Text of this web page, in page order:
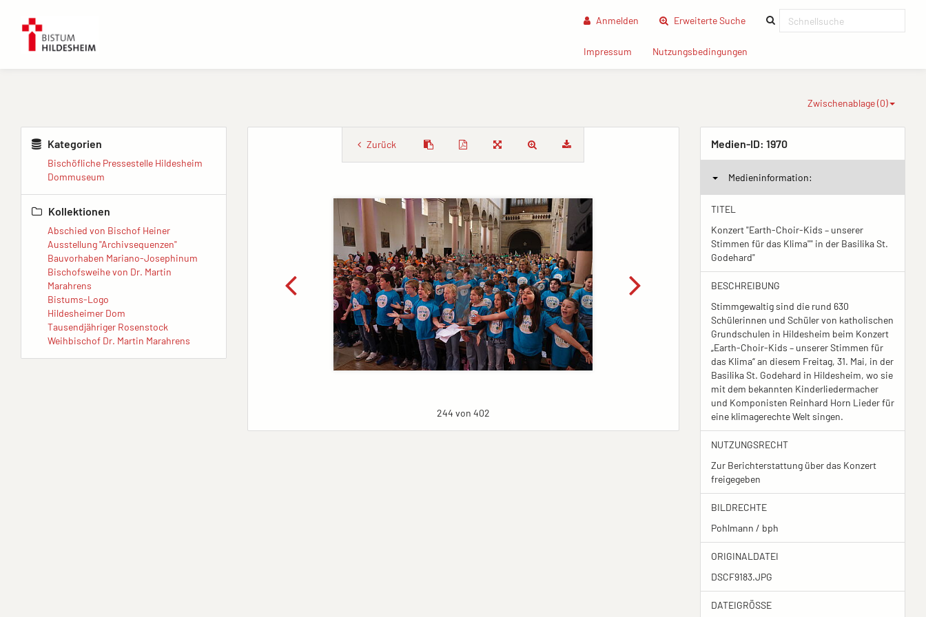
Anmelden Erweiterte Suche(current)
Impressum (current)Nutzungsbedingungen
Zwischenablage (0)
Kategorien
Bischöfliche Pressestelle Hildesheim
Dommuseum
Kollektionen
Abschied von Bischof Heiner
Ausstellung "Archivsequenzen"
Bauvorhaben Mariano-Josephinum
Bischofsweihe von Dr. Martin
Marahrens
Bistums-Logo
Hildesheimer Dom
Tausendjähriger Rosenstock
Weihbischof Dr. Martin Marahrens
Zurück
244 von 402
Medien-ID: 1970
Medieninformation:
TITEL
Konzert "Earth-Choir-Kids – unserer
Stimmen für das Klima"" in der Basilika St.
Godehard"
BESCHREIBUNG
Stimmgewaltig sind die rund 630
Schülerinnen und Schüler von katholischen
Grundschulen in Hildesheim beim Konzert
„Earth-Choir-Kids – unserer Stimmen für
das Klima“ an diesem Freitag, 31. Mai, in der
Basilika St. Godehard in Hildesheim, wo sie
mit dem bekannten Kinderliedermacher
und Komponisten Reinhard Horn Lieder für
eine klimagerechte Welt singen.
NUTZUNGSRECHT
Zur Berichterstattung über das Konzert
freigegeben
BILDRECHTE
Pohlmann / bph
ORIGINALDATEI
DSCF9183.JPG
DATEIGRÖSSE